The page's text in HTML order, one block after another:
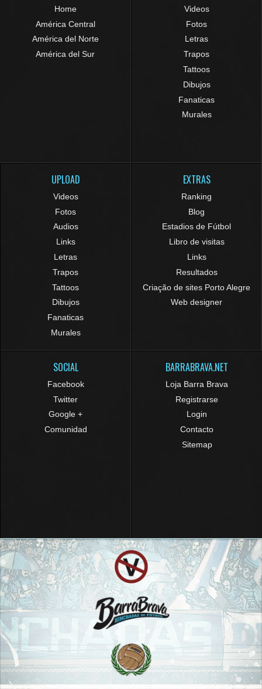
Home
América Central
América del Norte
América del Sur
Videos
Fotos
Letras
Trapos
Tattoos
Dibujos
Fanaticas
Murales
UPLOAD
Videos
Fotos
Audios
Links
Letras
Trapos
Tattoos
Dibujos
Fanaticas
Murales
EXTRAS
Ranking
Blog
Estadios de Fútbol
Libro de visitas
Links
Resultados
Criação de sites Porto Alegre
Web designer
SOCIAL
Facebook
Twitter
Google +
Comunidad
BARRABRAVA.NET
Loja Barra Brava
Registrarse
Login
Contacto
Sitemap